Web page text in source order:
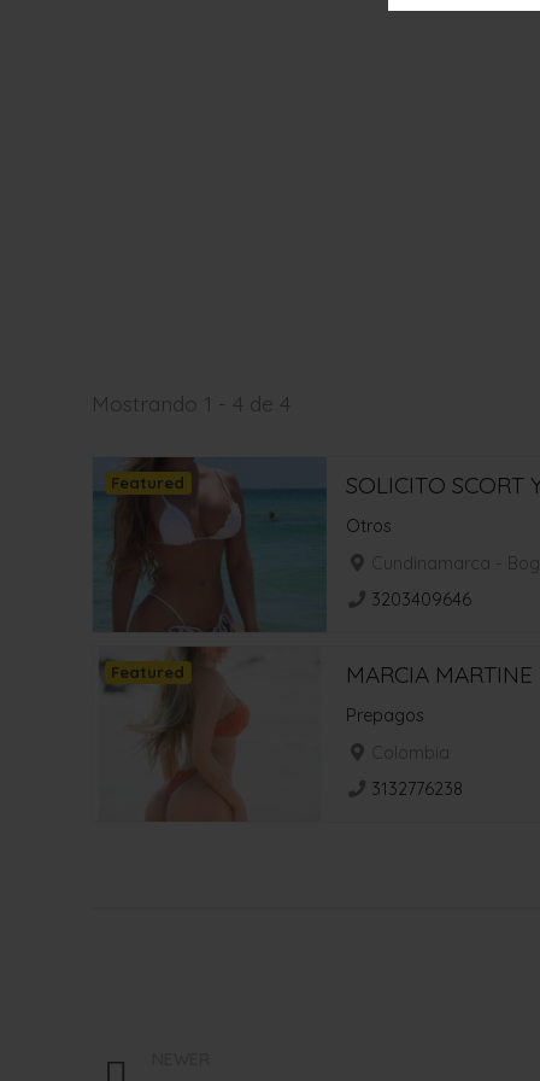
Mostrando 1 - 4 de 4
Featured SOLICITO SCORT
Otros
Cundinamarca -
3203409646
Featured MARCIA MARTINE
Prepagos
Colombia
3132776238